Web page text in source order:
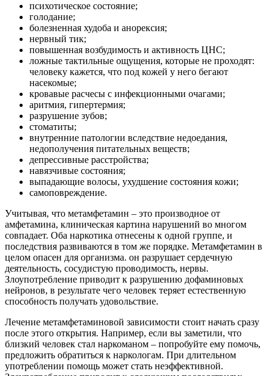
психотическое состояние;
голодание;
болезненная худоба и анорексия;
нервный тик;
повышенная возбудимость и активность ЦНС;
ложные тактильные ощущения, которые не проходят:
человеку кажется, что под кожей у него бегают
насекомые;
кровавые расчесы с инфекционными очагами;
аритмия, гипертермия;
разрушение зубов;
стоматиты;
внутренние патологии вследствие недоедания,
недополучения питательных веществ;
депрессивные расстройства;
навязчивые состояния;
выпадающие волосы, ухудшение состояния кожи;
самоповреждение.
Учитывая, что метамфетамин – это производное от
амфетамина, клиническая картина нарушений во многом
совпадает. Оба наркотика отнесены к одной группе, и
последствия развиваются в том же порядке. Метамфетамин в
целом опасен для организма. он разрушает сердечную
деятельность, сосудистую проводимость, нервы.
Злоупотребление приводит к разрушению дофаминовых
нейронов, в результате чего человек теряет естественную
способность получать удовольствие.
Лечение метамфетаминовой зависимости стоит начать сразу
после этого открытия. Например, если вы заметили, что
близкий человек стал наркоманом – попробуйте ему помочь,
предложить обратиться к наркологам. При длительном
употреблении помощь может стать неэффективной.